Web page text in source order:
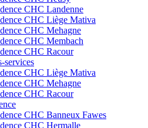
CHC Landenne
CHC Liège Mativa
CHC Mehagne
CHC Membach
CHC Racour
services
CHC Liège Mativa
CHC Mehagne
CHC Racour
CHC Banneux Fawes
CHC Hermalle